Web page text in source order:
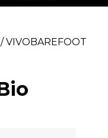
/VIVOBAREFOOT